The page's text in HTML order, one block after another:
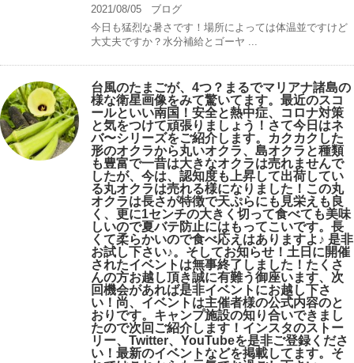
2021/08/05
ブログ
今日も猛烈な暑さです！場所によっては体温並ですけど
大丈夫ですか？水分補給とゴーヤ ...
台風のたまごが、4つ？まるでマリアナ諸島の
様な衛星画像をみて驚いてます。最近のスコ
ールといい南国！安全と熱中症、コロナ対策
と気をつけて頑張りましょう！さて今日はネ
バ〜シリーズをご紹介します。カクカクした
形のオクラから丸いオクラ、島オクラと種類
も豊富で一昔は大きなオクラは売れませんで
したが、今は、認知度も上昇して出荷してい
る丸オクラは売れる様になりました！この丸
オクラは長さが特徴で天ぷらにも見栄えも良
く、更に1センチの大きく切って食べても美味
しいので夏バテ防止にはもってこいです。長
くて柔らかいので食べ応えはありますよ♪ 是非
お試し下さい♪。そしてお知らせ！土日に開催
されたイベントは無事終了しました！たくさ
んの方お越し頂き誠に有難う御座います、次
回機会があれば是非イベントにお越し下さ
い！尚、イベントは主催者様の公式内容のと
おりです。キャンプ️施設の知り合いできまし
たので次回ご紹介します！インスタのストー
リー、Twitter、YouTubeを是非ご登録くださ
い！最新のイベントなどを掲載してます。そ